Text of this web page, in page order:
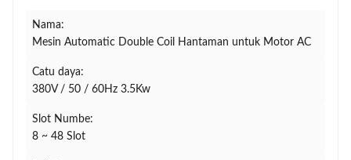
Nama:
Mesin Automatic Double Coil Hantaman untuk Motor AC
Catu daya:
380V / 50 / 60Hz 3.5Kw
Slot Numbe:
8 ~ 48 Slot